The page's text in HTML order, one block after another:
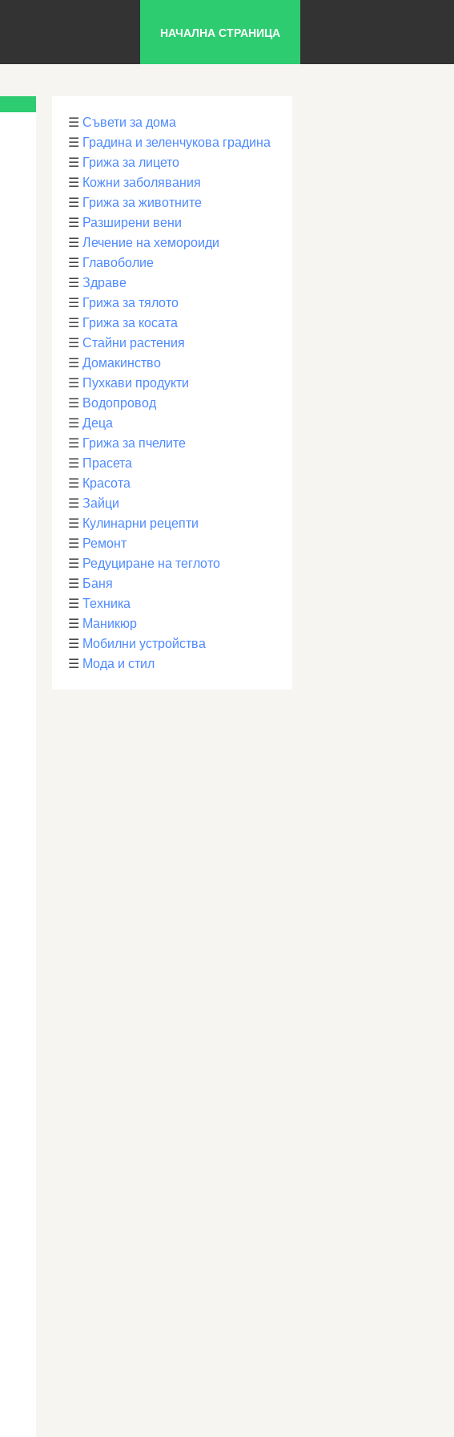
НАЧАЛНА СТРАНИЦА
☰ Съвети за дома
☰ Градина и зеленчукова градина
☰ Грижа за лицето
☰ Кожни заболявания
☰ Грижа за животните
☰ Разширени вени
☰ Лечение на хемороиди
☰ Главоболие
☰ Здраве
☰ Грижа за тялото
☰ Грижа за косата
☰ Стайни растения
☰ Домакинство
☰ Пухкави продукти
☰ Водопровод
☰ Деца
☰ Грижа за пчелите
☰ Прасета
☰ Красота
☰ Зайци
☰ Кулинарни рецепти
☰ Ремонт
☰ Редуциране на теглото
☰ Баня
☰ Техника
☰ Маникюр
☰ Мобилни устройства
☰ Мода и стил